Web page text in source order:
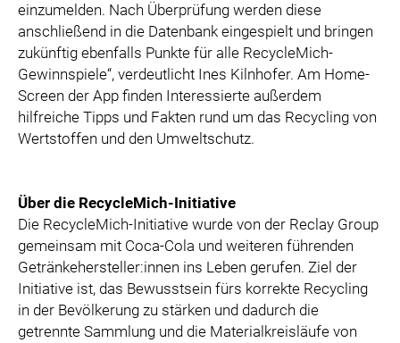
einzumelden. Nach Überprüfung werden diese
anschließend in die Datenbank eingespielt und bringen
zukünftig ebenfalls Punkte für alle RecycleMich-
Gewinnspiele“, verdeutlicht Ines Kilnhofer. Am Home-
Screen der App finden Interessierte außerdem
hilfreiche Tipps und Fakten rund um das Recycling von
Wertstoffen und den Umweltschutz.
Über die RecycleMich-Initiative
Die RecycleMich-Initiative wurde von der Reclay Group
gemeinsam mit Coca-Cola und weiteren führenden
Getränkehersteller:innen ins Leben gerufen. Ziel der
Initiative ist, das Bewusstsein fürs korrekte Recycling
in der Bevölkerung zu stärken und dadurch die
getrennte Sammlung und die Materialkreisläufe von